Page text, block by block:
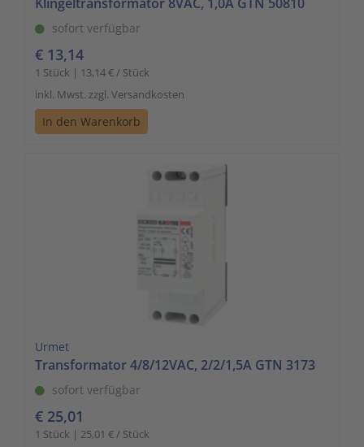
sofort verfügbar
€ 13,14
1 Stück | 13,14 € / Stück
inkl. Mwst. zzgl. Versandkosten
In den Warenkorb
Urmet
Transformator 4/8/12VAC, 2/2/1,5A GTN 3173
sofort verfügbar
€ 25,01
1 Stück | 25,01 € / Stück